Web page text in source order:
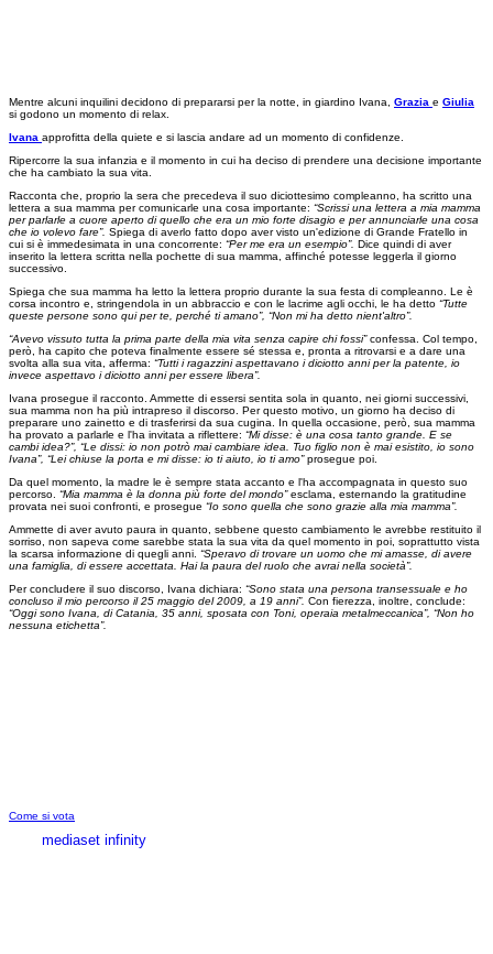
Mentre alcuni inquilini decidono di prepararsi per la notte, in giardino Ivana, Grazia e Giulia
si godono un momento di relax.
Ivana approfitta della quiete e si lascia andare ad un momento di confidenze.
Ripercorre la sua infanzia e il momento in cui ha deciso di prendere una decisione importante
che ha cambiato la sua vita.
Racconta che, proprio la sera che precedeva il suo diciottesimo compleanno, ha scritto una
lettera a sua mamma per comunicarle una cosa importante: “Scrissi una lettera a mia mamma
per parlarle a cuore aperto di quello che era un mio forte disagio e per annunciarle una cosa
che io volevo fare”. Spiega di averlo fatto dopo aver visto un'edizione di Grande Fratello in
cui si è immedesimata in una concorrente: “Per me era un esempio”. Dice quindi di aver
inserito la lettera scritta nella pochette di sua mamma, affinché potesse leggerla il giorno
successivo.
Spiega che sua mamma ha letto la lettera proprio durante la sua festa di compleanno. Le è
corsa incontro e, stringendola in un abbraccio e con le lacrime agli occhi, le ha detto “Tutte
queste persone sono qui per te, perché ti amano”, “Non mi ha detto nient'altro”.
“Avevo vissuto tutta la prima parte della mia vita senza capire chi fossi”confessa. Col tempo,
però, ha capito che poteva finalmente essere sé stessa e, pronta a ritrovarsi e a dare una
svolta alla sua vita, afferma: “Tutti i ragazzini aspettavano i diciotto anni per la patente, io
invece aspettavo i diciotto anni per essere libera”.
Ivana prosegue il racconto. Ammette di essersi sentita sola in quanto, nei giorni successivi,
sua mamma non ha più intrapreso il discorso. Per questo motivo, un giorno ha deciso di
preparare uno zainetto e di trasferirsi da sua cugina. In quella occasione, però, sua mamma
ha provato a parlarle e l'ha invitata a riflettere: “Mi disse: è una cosa tanto grande. E se
cambi idea?”, “Le dissi: io non potrò mai cambiare idea. Tuo figlio non è mai esistito, io sono
Ivana”, “Lei chiuse la porta e mi disse: io ti aiuto, io ti amo”prosegue poi.
Da quel momento, la madre le è sempre stata accanto e l'ha accompagnata in questo suo
percorso. “Mia mamma è la donna più forte del mondo”esclama, esternando la gratitudine
provata nei suoi confronti, e prosegue “Io sono quella che sono grazie alla mia mamma”.
Ammette di aver avuto paura in quanto, sebbene questo cambiamento le avrebbe restituito il
sorriso, non sapeva come sarebbe stata la sua vita da quel momento in poi, soprattutto vista
la scarsa informazione di quegli anni. “Speravo di trovare un uomo che mi amasse, di avere
una famiglia, di essere accettata. Hai la paura del ruolo che avrai nella società”.
Per concludere il suo discorso, Ivana dichiara: “Sono stata una persona transessuale e ho
concluso il mio percorso il 25 maggio del 2009, a 19 anni”. Con fierezza, inoltre, conclude:
“Oggi sono Ivana, di Catania, 35 anni, sposata con Toni, operaia metalmeccanica”, “Non ho
nessuna etichetta”.
Come si vota
mediaset infinity